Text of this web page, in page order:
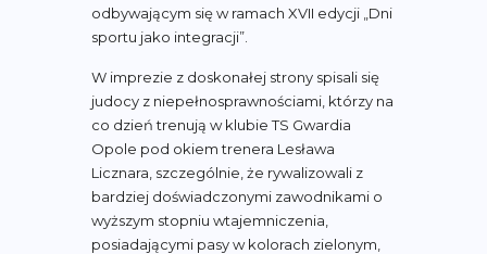
odbywającym się w ramach XVII edycji „Dni
sportu jako integracji”.
W imprezie z doskonałej strony spisali się
judocy z niepełnosprawnościami, którzy na
co dzień trenują w klubie TS Gwardia
Opole pod okiem trenera Lesława
Licznara, szczególnie, że rywalizowali z
bardziej doświadczonymi zawodnikami o
wyższym stopniu wtajemniczenia,
posiadającymi pasy w kolorach zielonym,